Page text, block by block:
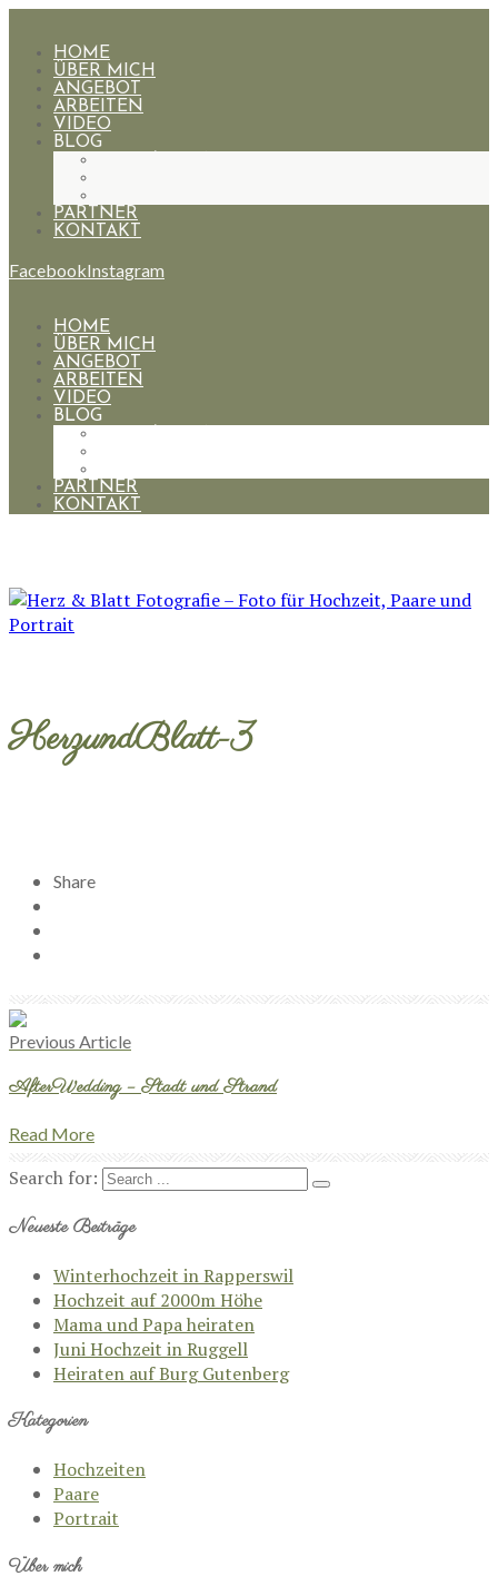
HOME
ÜBER MICH
ANGEBOT
ARBEITEN
VIDEO
BLOG
PARTNER
KONTAKT
FacebookInstagram
HOME
ÜBER MICH
ANGEBOT
ARBEITEN
VIDEO
BLOG
PARTNER
KONTAKT
HerzundBlatt-3
Share
Previous Article
AfterWedding – Stadt und Strand
Read More
Search for:
Neueste Beiträge
Winterhochzeit in Rapperswil
Hochzeit auf 2000m Höhe
Mama und Papa heiraten
Juni Hochzeit in Ruggell
Heiraten auf Burg Gutenberg
Kategorien
Hochzeiten
Paare
Portrait
Über mich